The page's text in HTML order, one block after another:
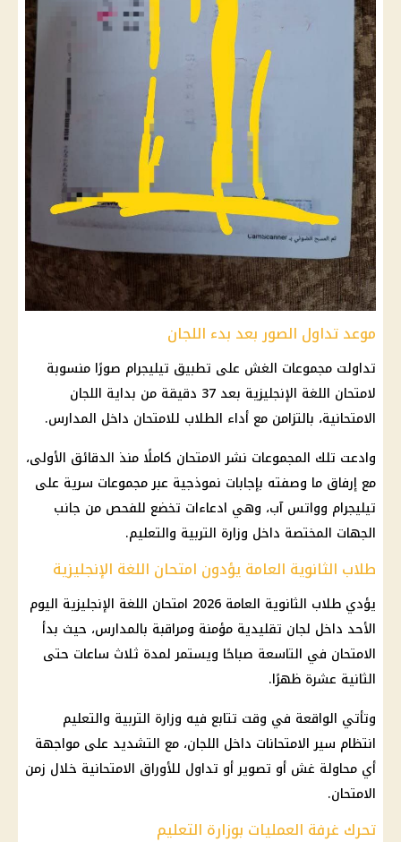
موعد تداول الصور بعد بدء اللجان
تداولت مجموعات الغش على تطبيق تيليجرام صورًا منسوبة
لامتحان اللغة الإنجليزية بعد 37 دقيقة من بداية اللجان
الامتحانية، بالتزامن مع أداء الطلاب للامتحان داخل المدارس.
وادعت تلك المجموعات نشر الامتحان كاملًا منذ الدقائق الأولى،
مع إرفاق ما وصفته بإجابات نموذجية عبر مجموعات سرية على
تيليجرام وواتس آب، وهي ادعاءات تخضع للفحص من جانب
الجهات المختصة داخل وزارة التربية والتعليم.
طلاب الثانوية العامة يؤدون امتحان اللغة الإنجليزية
يؤدي طلاب الثانوية العامة 2026 امتحان اللغة الإنجليزية اليوم
الأحد داخل لجان تقليدية مؤمنة ومراقبة بالمدارس، حيث بدأ
الامتحان في التاسعة صباحًا ويستمر لمدة ثلاث ساعات حتى
الثانية عشرة ظهرًا.
وتأتي الواقعة في وقت تتابع فيه وزارة التربية والتعليم
انتظام سير الامتحانات داخل اللجان، مع التشديد على مواجهة
أي محاولة غش أو تصوير أو تداول للأوراق الامتحانية خلال زمن
الامتحان.
تحرك غرفة العمليات بوزارة التعليم